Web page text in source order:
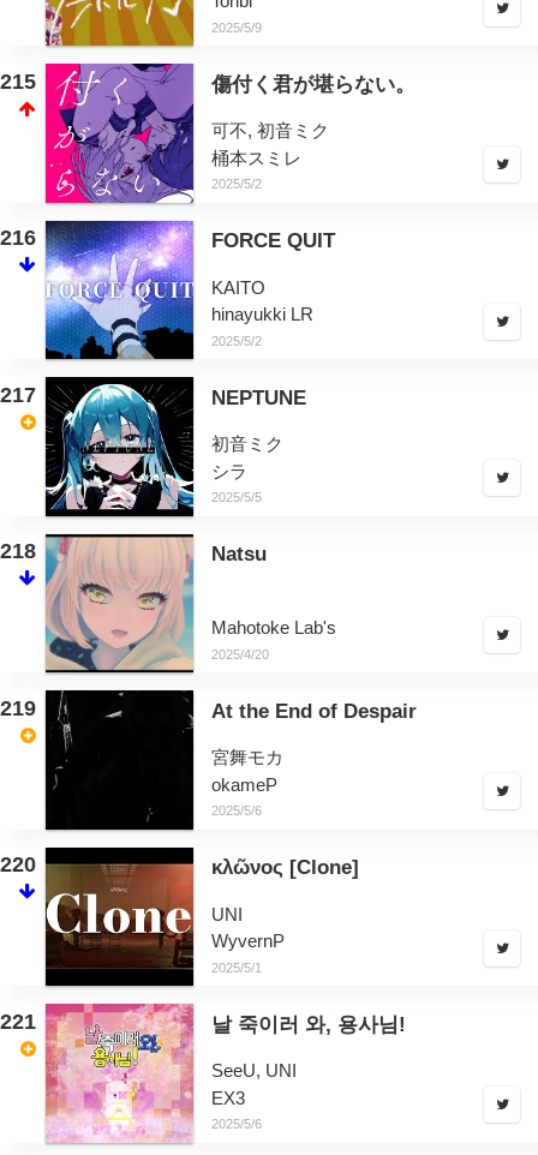
2025/5/9
215 傷付く君が堪らない。
可不, 初音ミク
桶本スミレ
2025/5/2
216 FORCE QUIT
KAITO
hinayukki LR
2025/5/2
217 NEPTUNE
初音ミク
シラ
2025/5/5
218 Natsu
Mahotoke Lab's
2025/4/20
219 At the End of Despair
宮舞モカ
okameP
2025/5/6
220 κλῶνος [Clone]
UNI
WyvernP
2025/5/1
221 날 죽이러 와, 용사님!
SeeU, UNI
EX3
2025/5/6